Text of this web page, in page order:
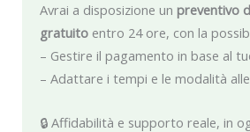
Avrai a disposizione un preventivo
gratuito entro 24 ore, con la
– Gestire il pagamento in base al
– Adattare i tempi e le modalità
🔒 Affidabilità e supporto reale, in